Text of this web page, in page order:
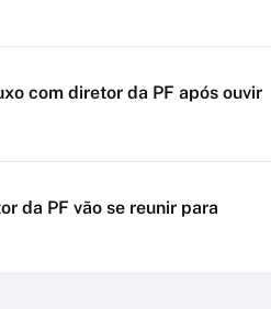
com diretor da PF após ouvir
da PF vão se reunir para